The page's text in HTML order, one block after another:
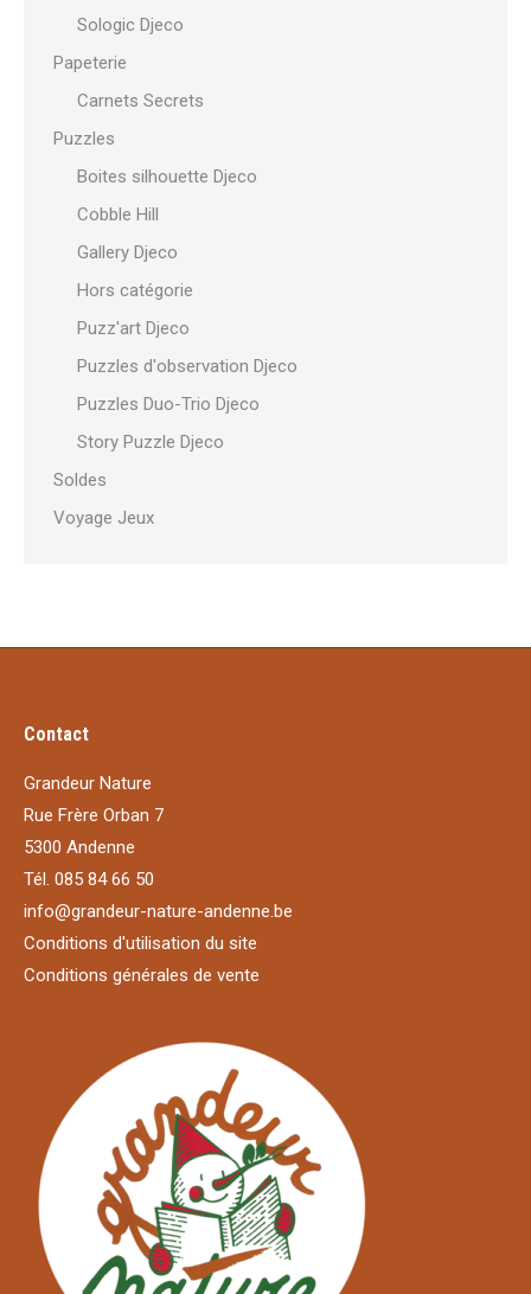
Sologic Djeco
Papeterie
Carnets Secrets
Puzzles
Boites silhouette Djeco
Cobble Hill
Gallery Djeco
Hors catégorie
Puzz'art Djeco
Puzzles d'observation Djeco
Puzzles Duo-Trio Djeco
Story Puzzle Djeco
Soldes
Voyage Jeux
Contact
Grandeur Nature
Rue Frère Orban 7
5300 Andenne
Tél. 085 84 66 50
info@grandeur-nature-andenne.be
Conditions d'utilisation du site
Conditions générales de vente